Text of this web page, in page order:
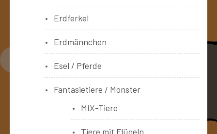
Erdferkel
Erdmännchen
Esel / Pferde
Fantasietiere / Monster
MIX-Tiere
Tiere mit Flügeln